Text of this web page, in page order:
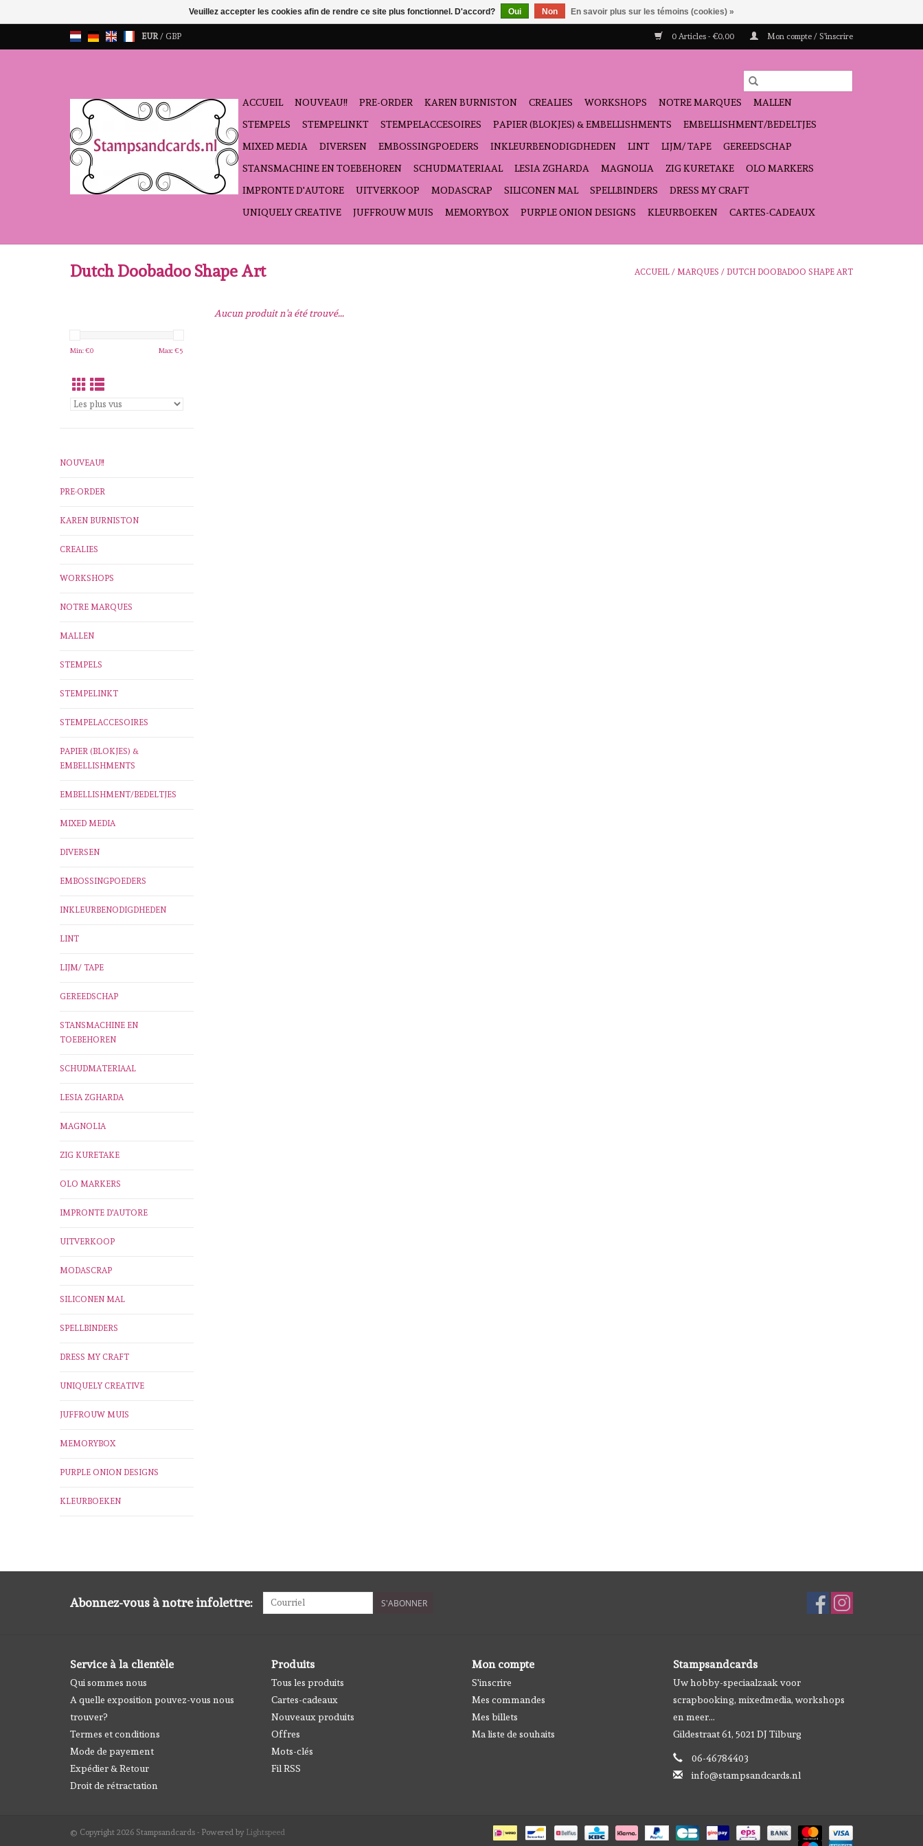
EUR/ GBP 0 Articles - €0,00 Mon compte / S'inscrire
ACCUEIL NOUVEAU!! PRE-ORDER KAREN BURNISTON CREALIES WORKSHOPS NOTRE MARQUES
MALLEN
STEMPELS
STEMPELINKT STEMPELACCESOIRES PAPIER (BLOKJES) & EMBELLISHMENTS
EMBELLISHMENT/BEDELTJES
MIXED MEDIA
DIVERSEN EMBOSSINGPOEDERS INKLEURBENODIGDHEDEN LINT LIJM/ TAPE
GEREEDSCHAP
STANSMACHINE EN TOEBEHOREN
SCHUDMATERIAAL LESIA ZGHARDA MAGNOLIA ZIG KURETAKE
OLO MARKERS
IMPRONTE D'AUTORE
UITVERKOOP MODASCRAP SILICONEN MAL SPELLBINDERS
DRESS MY CRAFT
UNIQUELY CREATIVE
JUFFROUW MUIS MEMORYBOX PURPLE ONION DESIGNS KLEURBOEKEN CARTES-CADEAUX
Dutch Doobadoo Shape Art ACCUEIL / MARQUES / DUTCH DOOBADOO SHAPE ART
Min: €0 Max: €5
NOUVEAU!!
PRE-ORDER
KAREN BURNISTON
CREALIES
WORKSHOPS
NOTRE MARQUES
MALLEN
STEMPELS
STEMPELINKT
STEMPELACCESOIRES
PAPIER (BLOKJES) &
EMBELLISHMENTS
EMBELLISHMENT/BEDELTJES
MIXED MEDIA
DIVERSEN
EMBOSSINGPOEDERS
INKLEURBENODIGDHEDEN
LINT
LIJM/ TAPE
GEREEDSCHAP
STANSMACHINE EN
TOEBEHOREN
SCHUDMATERIAAL
LESIA ZGHARDA
MAGNOLIA
ZIG KURETAKE
OLO MARKERS
IMPRONTE D'AUTORE
UITVERKOOP
MODASCRAP
SILICONEN MAL
SPELLBINDERS
DRESS MY CRAFT
UNIQUELY CREATIVE
JUFFROUW MUIS
MEMORYBOX
PURPLE ONION DESIGNS
KLEURBOEKEN
Aucun produit n'a été trouvé...
Abonnez-vous à notre infolettre: S'ABONNER
Service à la clientèle
Qui sommes nous
A quelle exposition pouvez-vous nous
trouver?
Termes et conditions
Mode de payement
Expédier & Retour
Droit de rétractation
Produits
Tous les produits
Cartes-cadeaux
Nouveaux produits
Offres
Mots-clés
Fil RSS
Mon compte
S'inscrire
Mes commandes
Mes billets
Ma liste de souhaits
Stampsandcards
Uw hobby-speciaalzaak voor
scrapbooking, mixedmedia, workshops
en meer...
Gildestraat 61, 5021 DJ Tilburg
06-46784403
info@stampsandcards.nl
© Copyright 2026 Stampsandcards - Powered by Lightspeed
Veuillez accepter les cookies afin de rendre ce site plus fonctionnel. D'accord? Oui Non En savoir plus sur les témoins (cookies) »